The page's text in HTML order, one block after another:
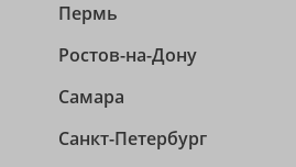
Пермь
Ростов-на-Дону
Самара
Санкт-Петербург